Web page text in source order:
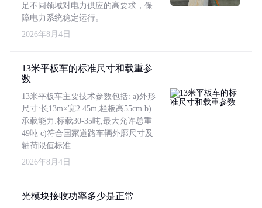
足不同领域对电力供应的高要求，保
障电力系统稳定运行。
2026年8月4日
13米平板车的标准尺寸和载重参
数
13米平板车主要技术参数包括: a)外形
尺寸:长13m×宽2.45m,栏板高55cm b)
承载能力:标载30-35吨,最大允许总重
49吨 c)符合国家道路车辆外廓尺寸及
轴荷限值标准
2026年8月4日
光模块接收功率多少是正常